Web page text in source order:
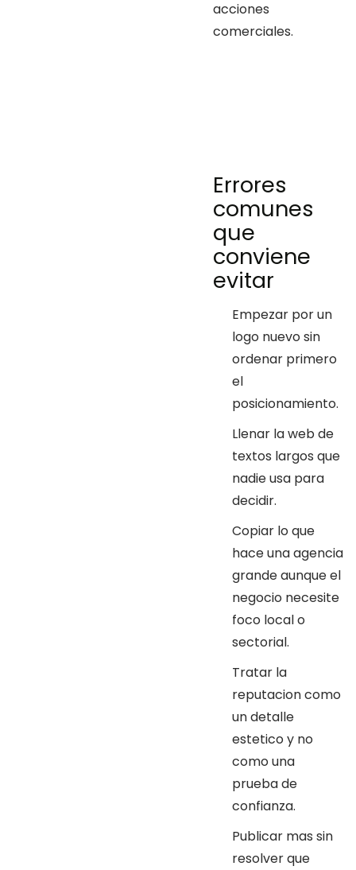
acciones
comerciales.
Errores
comunes
que
conviene
evitar
Empezar por un
logo nuevo sin
ordenar primero
el
posicionamiento.
Llenar la web de
textos largos que
nadie usa para
decidir.
Copiar lo que
hace una agencia
grande aunque el
negocio necesite
foco local o
sectorial.
Tratar la
reputacion como
un detalle
estetico y no
como una
prueba de
confianza.
Publicar mas sin
resolver que